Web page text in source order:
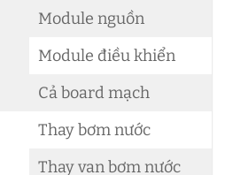
Module nguồn
Module điều khiển
Cả board mạch
Thay bơm nước
Thay van bơm nước